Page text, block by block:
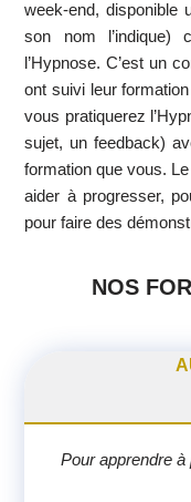
week-end, disponible
son nom l’indique)
l’Hypnose. C’est un
ont suivi leur
vous pratiquerez
sujet, un feedback)
formation que vous.
aider à progresser,
pour faire des
NOS
Pour apprendre à